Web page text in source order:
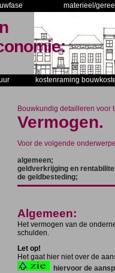
materieel/
kostenraming
Bouwkundig detailleren voor
Vermogen.
Voor de volgende
algemeen;
geldverkrijging en
de geldbesteding;
Algemeen:
Het vermogen van de
schulden.
Let op!
Het gaat hier niet over de
hiervoor de